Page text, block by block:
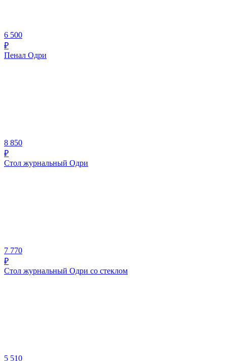
6 500
₽
Пенал Одри
8 850
₽
Стол журнальный Одри
7 770
₽
Стол журнальный Одри со стеклом
5 510